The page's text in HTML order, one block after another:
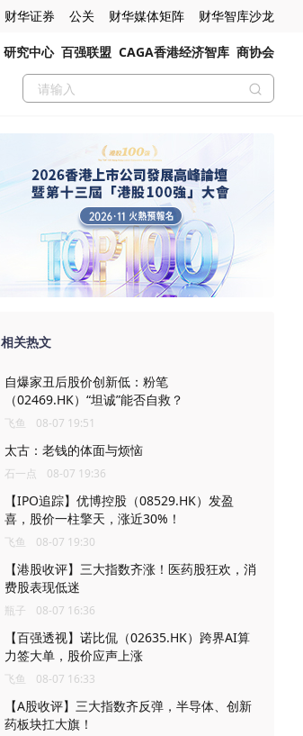
财华证券 公关 财华媒体矩阵 财华智库沙龙
研究中心 百强联盟 CAGA香港经济智库 商协会
相关热文
自爆家丑后股价创新低：粉笔
（02469.HK）“坦诚”能否自救？
飞鱼 08-07 19:51
太古：老钱的体面与烦恼
石一点 08-07 19:36
【IPO追踪】优博控股（08529.HK）发盈
喜，股价一柱擎天，涨近30%！
飞鱼 08-07 19:30
【港股收评】三大指数齐涨！医药股狂欢，消
费股表现低迷
瓶子 08-07 16:36
【百强透视】诺比侃（02635.HK）跨界AI算
力签大单，股价应声上涨
飞鱼 08-07 16:33
【A股收评】三大指数齐反弹，半导体、创新
药板块扛大旗！